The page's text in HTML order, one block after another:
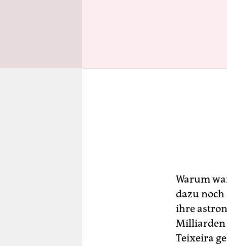
Warum
dazu
ihre
Milliarden
Teixeira